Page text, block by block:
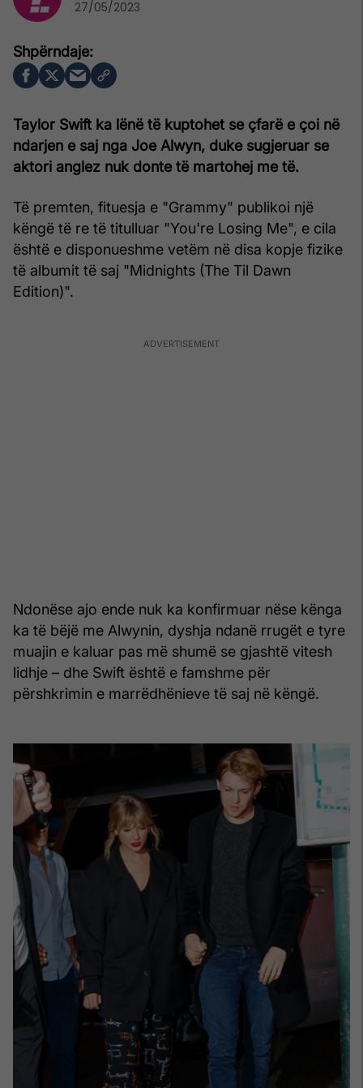
Taylor Swift ka lënë të kuptohet se çfarë e çoi në
ndarjen e saj nga Joe Alwyn, duke sugjeruar se
aktori anglez nuk donte të martohej me të.
Të premten, fituesja e "Grammy" publikoi një
këngë të re të titulluar "You're Losing Me", e cila
është e disponueshme vetëm në disa kopje fizike
të albumit të saj "Midnights (The Til Dawn
Edition)".
Ndonëse ajo ende nuk ka konfirmuar nëse kënga
ka të bëjë me Alwynin, dyshja ndanë rrugët e tyre
muajin e kaluar pas më shumë se gjashtë vitesh
lidhje – dhe Swift është e famshme për
përshkrimin e marrëdhënieve të saj në këngë.
27/05/2023